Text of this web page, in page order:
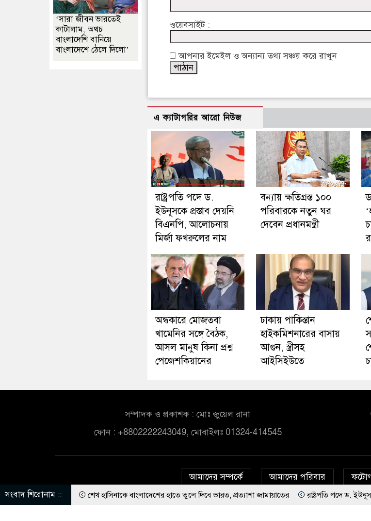
ওয়েবসাইট :
আপনার ইমেইল ও অন্যান্য তথ্য সঞ্চয় করে রাখুন
এ ক্যাটাগরির আরো নিউজ
রাষ্ট্রপতি পদে ড.
ইউনূসকে প্রস্তাব দেয়নি
বিএনপি, আলোচনায়
মির্জা ফখরুলের নাম
বন্যায় ক্ষতিগ্রস্ত ১০০
পরিবারকে নতুন ঘর
দেবেন প্রধানমন্ত্রী
অন্ধকারে মোজতবা
খামেনির সঙ্গে বৈঠক,
আসল মানুষ কিনা প্রশ্ন
পেজেশকিয়ানের
ঢাকায় পাকিস্তান
হাইকমিশনারের বাসায়
আগুন, স্ত্রীসহ
আইসিইউতে
‘সারা জীবন ভারতেই
কাটালাম, অথচ
বাংলাদেশি বানিয়ে
বাংলাদেশে ঠেলে দিলো’
সম্পাদক ও প্রকাশক : মোঃ জুয়েল রানা
ফোন : +8802222243049, মোবাইলঃ 01324-414545
আমাদের সম্পর্কে আমাদের পরিবার
সংবাদ শিরোনাম ::
পিস্তল শেখ হাসিনাকে বাংলাদেশের হাতে তুলে দিবে ভারত, প্রত্যাশা জামায়াতের রাষ্ট্রপতি পদে ড. ইউনূসকে প্রস্তাব